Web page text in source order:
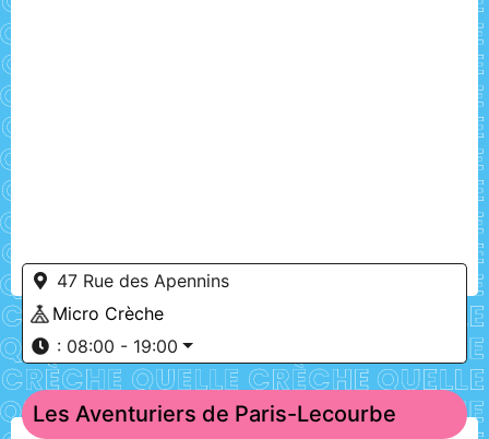
47 Rue des Apennins
Micro Crèche
: 08:00 - 19:00
Les Aventuriers de Paris-Lecourbe